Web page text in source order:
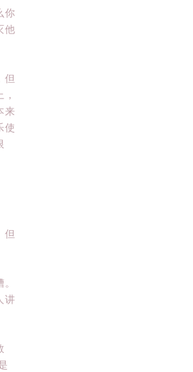
你
他
但
来
使
但
讲